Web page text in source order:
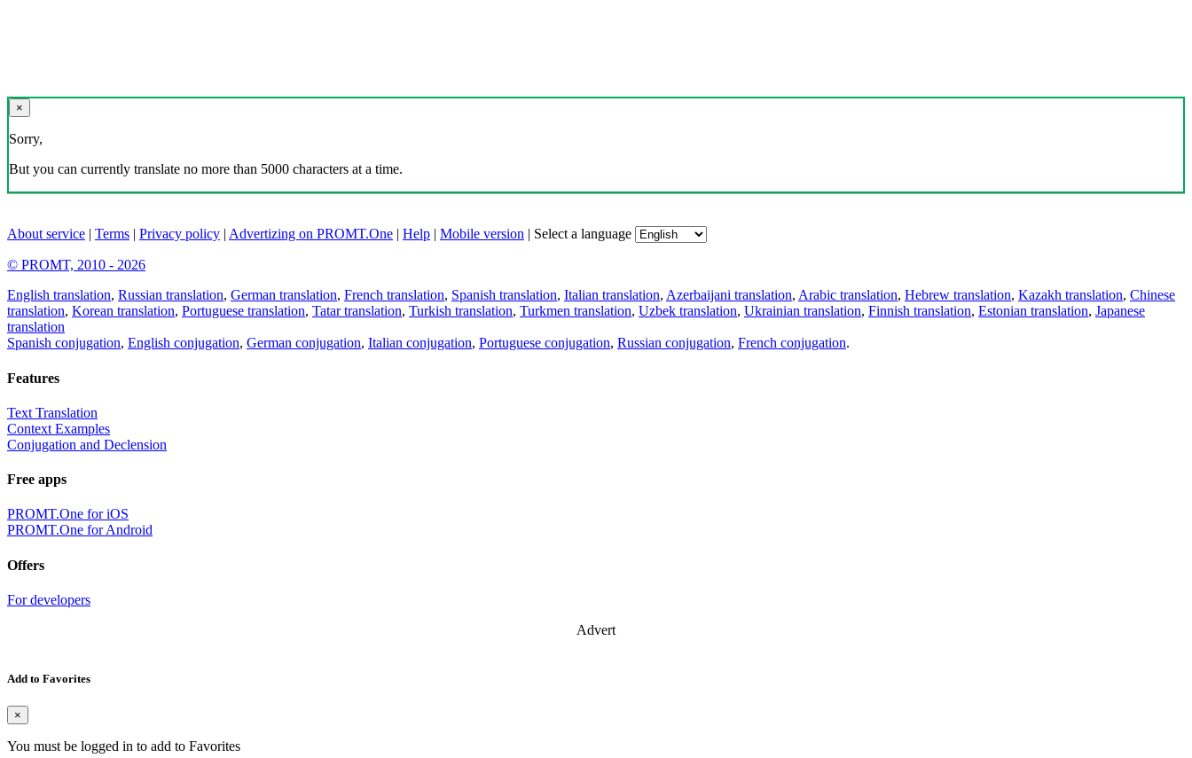
×
Sorry,
But you can currently translate no more than 5000 characters at a time.
About service | Terms | Privacy policy | Advertizing on PROMT.One | Help | Mobile version | Select a language
© PROMT, 2010 - 2026
English translation, Russian translation, German translation, French translation, Spanish translation, Italian translation, Azerbaijani translation, Arabic translation, Hebrew translation, Kazakh translation, Chinese
translation, Korean translation, Portuguese translation, Tatar translation, Turkish translation, Turkmen translation, Uzbek translation, Ukrainian translation, Finnish translation, Estonian translation, Japanese
translation
Spanish conjugation, English conjugation, German conjugation, Italian conjugation, Portuguese conjugation, Russian conjugation, French conjugation.
Features
Text Translation
Context Examples
Conjugation and Declension
Free apps
PROMT.One for iOS
PROMT.One for Android
Offers
For developers
Advert
Add to Favorites
×
You must be logged in to add to Favorites